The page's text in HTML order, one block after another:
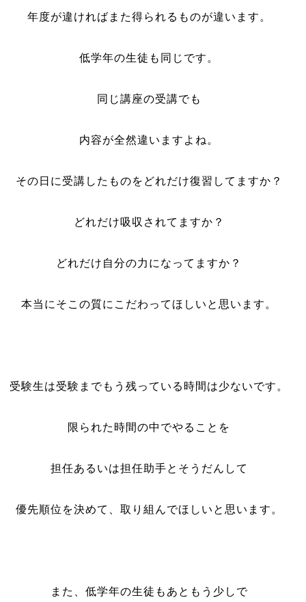
年度が違ければまた得られるものが違います。
低学年の生徒も同じです。
同じ講座の受講でも
内容が全然違いますよね。
その日に受講したものをどれだけ復習してますか？
どれだけ吸収されてますか？
どれだけ自分の力になってますか？
本当にそこの質にこだわってほしいと思います。
受験生は受験までもう残っている時間は少ないです。
限られた時間の中でやることを
担任あるいは担任助手とそうだんして
優先順位を決めて、取り組んでほしいと思います。
また、低学年の生徒もあともう少しで